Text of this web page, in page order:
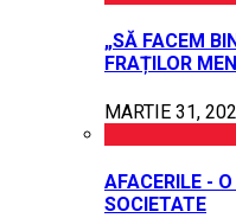
„SĂ FACEM
FRAȚILOR
MARTIE 31,
AFACERILE -
SOCIETATE